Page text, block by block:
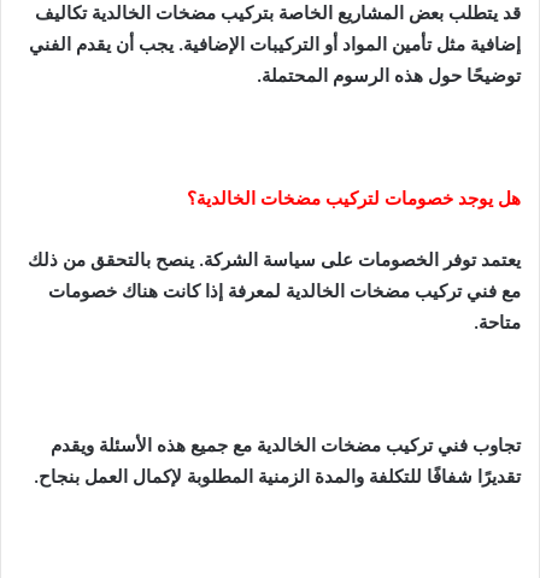
قد يتطلب بعض المشاريع الخاصة بتركيب مضخات الخالدية تكاليف
إضافية مثل تأمين المواد أو التركيبات الإضافية. يجب أن يقدم الفني
توضيحًا حول هذه الرسوم المحتملة.
هل يوجد خصومات لتركيب مضخات الخالدية؟
يعتمد توفر الخصومات على سياسة الشركة. ينصح بالتحقق من ذلك
مع فني تركيب مضخات الخالدية لمعرفة إذا كانت هناك خصومات
متاحة.
تجاوب فني تركيب مضخات الخالدية مع جميع هذه الأسئلة ويقدم
تقديرًا شفافًا للتكلفة والمدة الزمنية المطلوبة لإكمال العمل بنجاح.